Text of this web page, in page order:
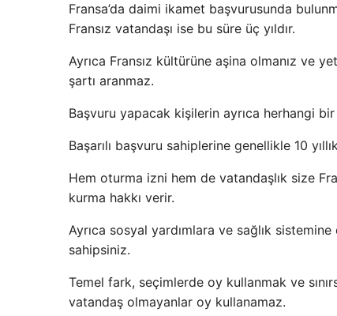
Fransa’da daimi ikamet başvurusunda
Fransız vatandaşı ise bu süre üç yıldır.
Ayrıca Fransız kültürüne aşina olmanız ve
şartı aranmaz.
Başvuru yapacak kişilerin ayrıca herhangi bir
Başarılı başvuru sahiplerine genellikle 10
Hem oturma izni hem de vatandaşlık size
kurma hakkı verir.
Ayrıca sosyal yardımlara ve sağlık
sahipsiniz.
Temel fark, seçimlerde oy kullanmak ve
vatandaş olmayanlar oy kullanamaz.